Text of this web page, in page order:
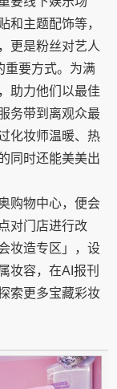
和主题配饰等，
更是粉丝对艺人
重要方式。为满
助力他们以最佳
务带到离观众最
化妆师温暖、热
同时还能美美出
购物中心，便会
对门店进行改
妆造专区」，设
妆容，在AI报刊
索更多宝藏彩妆